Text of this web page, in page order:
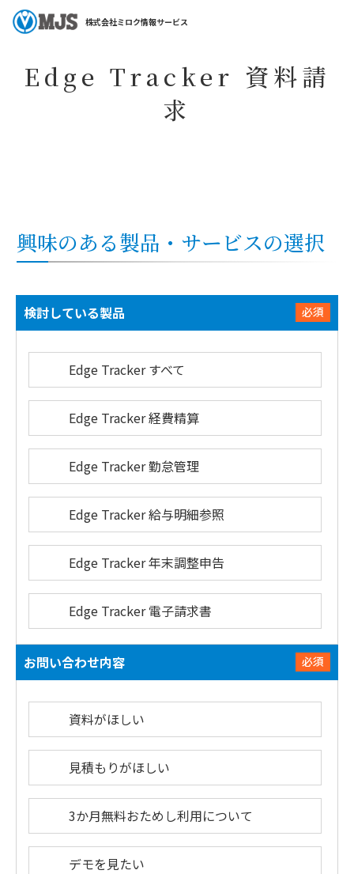
株式会社ミロク情報サービス
ホーム コラム・特集
Edge Tracker 資料請
求
興味のある製品・サービスの選択
必須
検討している製品
Edge Tracker すべて
Edge Tracker 経費精算
Edge Tracker 勤怠管理
Edge Tracker 給与明細参照
Edge Tracker 年末調整申告
Edge Tracker 電子請求書
必須
お問い合わせ内容
資料がほしい
見積もりがほしい
3か月無料おためし利用について
デモを見たい